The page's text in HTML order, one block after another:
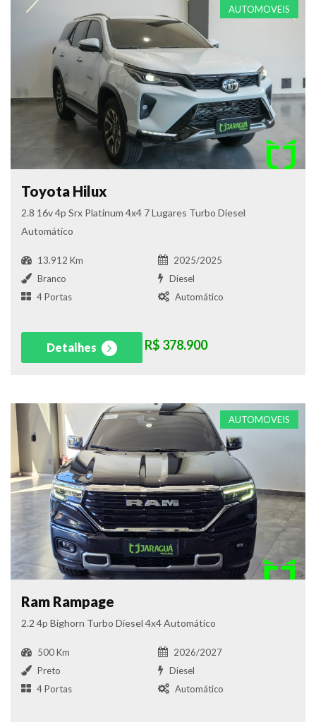
AUTOMOVEIS
Toyota Hilux
2.8 16v 4p Srx Platinum 4x4 7 Lugares Turbo Diesel
Automático
13.912 Km
2025/2025
Branco
Diesel
4 Portas
Automático
Detalhes R$ 378.900
AUTOMOVEIS
Ram Rampage
2.2 4p Bighorn Turbo Diesel 4x4 Automático
500 Km
2026/2027
Preto
Diesel
4 Portas
Automático